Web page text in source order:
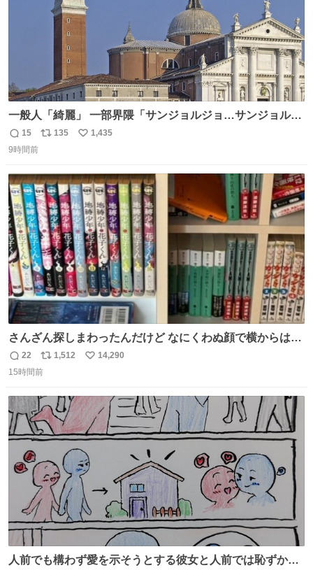
一般人「綺麗」 一部界隈「サンジョルジョ…サンジョルジ
ョマ…ジョルノジョバァーナ！！』
返
信
15
リ
ト
数
135
い
数
1,435
9時間前
さんざん探しまわったんだけど なにくわぬ顔で横からはえ
てた
返
信
22
リ
ポ
ト
数
1,512
い
数
14,290
15時間前
人前でも構わず愛を示そうとする彼女と人前では恥ずかし